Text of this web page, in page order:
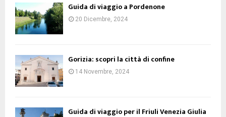
Guida di viaggio a Pordenone
20 Dicembre, 2024
Gorizia: scopri la città di confine
14 Novembre, 2024
Guida di viaggio per il Friuli Venezia Giulia